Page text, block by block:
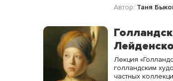
Автор: Таня
Лекция
голландским
частных